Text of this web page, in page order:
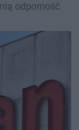
odporność